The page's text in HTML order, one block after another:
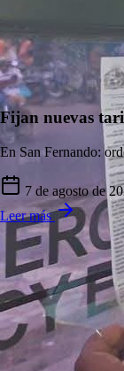
Fijan nuevas
En San Fernando:
7 de agosto de
Leer más